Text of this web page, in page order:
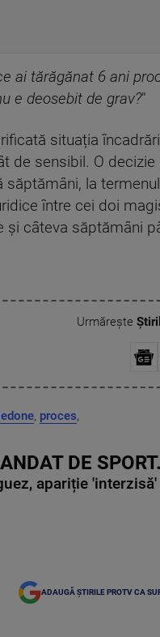
ai tărăgănat 6 ani
e deosebit de grav?"
situația
de sensibil. O
săptămâni, la
între cei doi
și câteva săptămâni
Urmărește
, proces,
DE
apariție
ADAUGĂ ȘTIRILE PROTV CA